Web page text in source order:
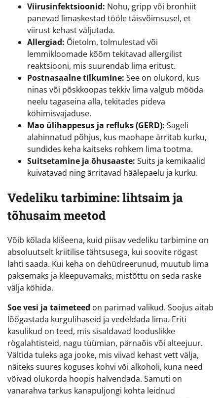
Viirusinfektsioonid: Nohu, gripp või bronhiit
panevad limaskestad tööle täisvõimsusel, et
viirust kehast väljutada.
Allergiad: Õietolm, tolmulestad või
lemmikloomade kõõm tekitavad allergilist
reaktsiooni, mis suurendab lima eritust.
Postnasaalne tilkumine: See on olukord, kus
ninas või põskkoopas tekkiv lima valgub mööda
neelu tagaseina alla, tekitades pideva
köhimisvajaduse.
Mao ülihappesus ja refluks (GERD): Sageli
alahinnatud põhjus, kus maohape ärritab kurku,
sundides keha kaitseks rohkem lima tootma.
Suitsetamine ja õhusaaste: Suits ja kemikaalid
kuivatavad ning ärritavad häälepaelu ja kurku.
Vedeliku tarbimine: lihtsaim ja
tõhusaim meetod
Võib kõlada klišeena, kuid piisav vedeliku tarbimine on
absoluutselt kriitilise tähtsusega, kui soovite rögast
lahti saada. Kui keha on dehüdreerunud, muutub lima
paksemaks ja kleepuvamaks, mistõttu on seda raske
välja köhida.
Soe vesi ja taimeteed on parimad valikud. Soojus aitab
lõõgastada kurgulihaseid ja vedeldada lima. Eriti
kasulikud on teed, mis sisaldavad looduslikke
rögalahtisteid, nagu tüümian, pärnaõis või alteejuur.
Vältida tuleks aga jooke, mis viivad kehast vett välja,
näiteks suures koguses kohvi või alkoholi, kuna need
võivad olukorda hoopis halvendada. Samuti on
vanarahva tarkus kanapuljongi kohta leidnud